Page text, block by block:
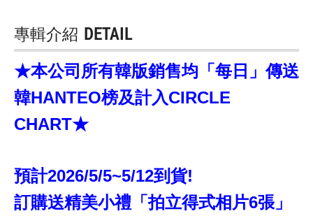
專輯介紹 DETAIL
★本公司所有韓版銷售均「每日」傳送
韓HANTEO榜及計入CIRCLE
CHART★
預計2026/5/5~5/12到貨!
訂購送精美小禮「拍立得式相片6張」